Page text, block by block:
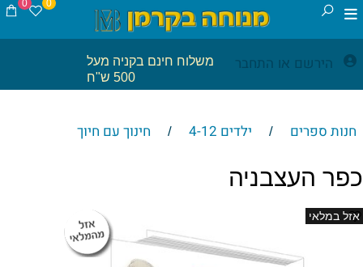
הירשם או התחבר
משלוח חינם בקניה מעל
500 ש"ח
0 0
חנות ספרים / ילדים 4-12 / חינוך עם חיוך
כפר העצבניה
אזל במלאי